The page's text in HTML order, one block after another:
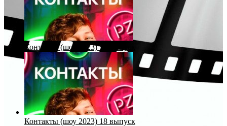
Контакты (шоу 2023) 17 выпуск
Контакты (шоу 2023) 18 выпуск